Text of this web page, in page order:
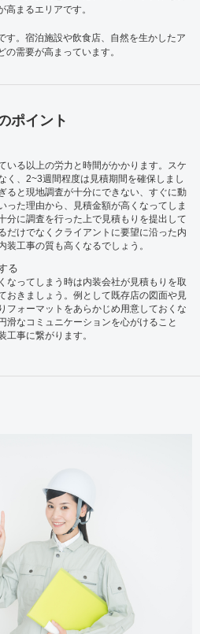
まるエリアです。
す。宿泊施設や飲食店、自然を生かしたア
需要が高まっています。
ポイント
いる以上の労力と時間がかかります。スケ
く、2~3週間程度は見積期間を確保しまし
ると現地調査が十分にできない、すぐに動
った理由から、見積金額が高くなってしま
分に調査を行った上で見積もりを提出して
だけでなくクライアントに要望に沿った内
工事の質も高くなるでしょう。
る
なってしまう時は内装会社が見積もりを取
おきましょう。例として既存店の図面や見
フォーマットをあらかじめ用意しておくな
滑なコミュニケーションを心がけること
工事に繋がります。